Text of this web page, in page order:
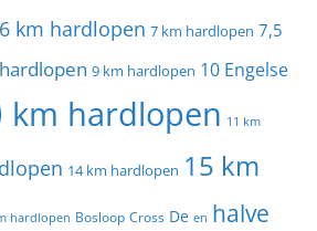
6 km hardlopen 7 km hardlopen 7,5
9 km hardlopen 10 Engelse
km hardlopen 11 km
14 km hardlopen 15 km
hardlopen Bosloop Cross De en halve